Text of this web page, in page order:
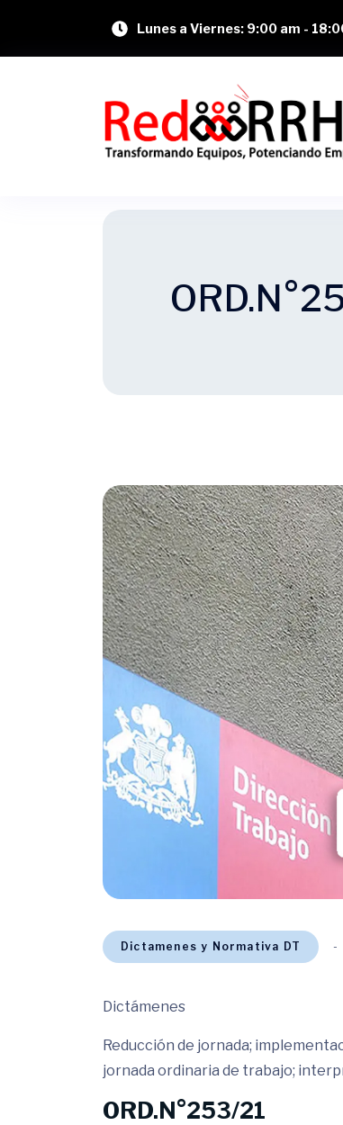
Lunes a Viernes: 9:00 am -
Dictamenes y Normativa DT
Dictámenes
Reducción de jornada;
jornada ordinaria de trabajo;
ORD.N°253/21